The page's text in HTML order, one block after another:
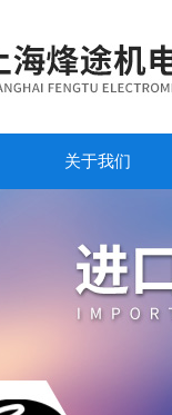
关于我们